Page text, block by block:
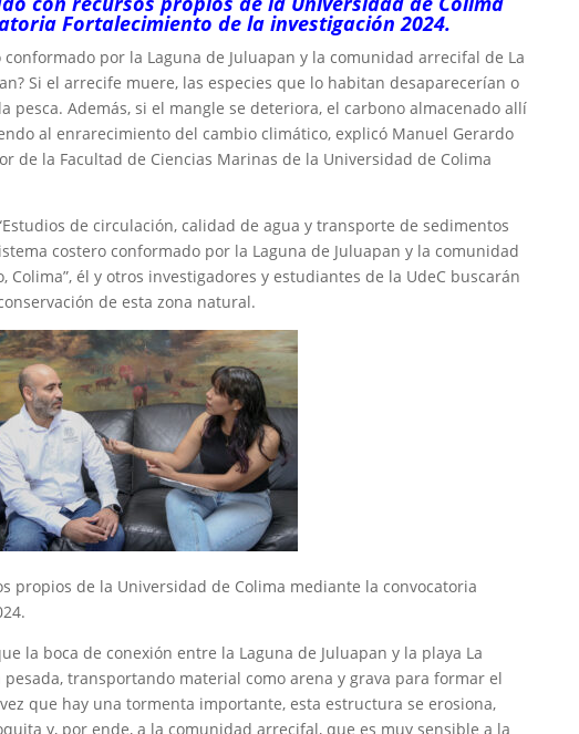
Fortalecimiento de la investigación 2024.
por la Laguna de Juluapan y la comunidad arrecifal de La
Si el arrecife muere, las especies que lo habitan desaparecerían o
pesca. Además, si el mangle se deteriora, el carbono almacenado allí
al enrarecimiento del cambio climático, explicó Manuel Gerardo
de la Facultad de Ciencias Marinas de la Universidad de Colima
de circulación, calidad de agua y transporte de sedimentos
costero conformado por la Laguna de Juluapan y la comunidad
él y otros investigadores y estudiantes de la UdeC buscarán
de esta zona natural.
propios de la Universidad de Colima mediante la convocatoria
la boca de conexión entre la Laguna de Juluapan y la playa La
transportando material como arena y grava para formar el
que hay una tormenta importante, esta estructura se erosiona,
y, por ende, a la comunidad arrecifal, que es muy sensible a la